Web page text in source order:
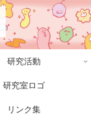
研究活動
研究室ロゴ
リンク集